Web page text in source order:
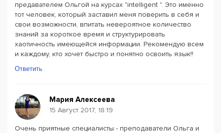
предавателем Ольгой на курсах "intelligent ". Это именно
тот человек, который заставил меня поверить в себя и
свои возможности, впитать невероятное количество
знаний за короткое время и структурировать
хаотичность имеющейся информации. Рекомендую всем
и каждому, кто хочет быстро и понятно освоить язык!!
Ответить
Мария Алексеева
15 Август 2017, 18:19
Очень приятные специалисты - преподаватели Ольга и